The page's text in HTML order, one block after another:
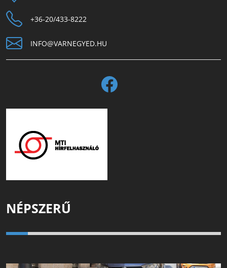
+36-20/433-8222
INFO@VARNEGYED.HU
NÉPSZERŰ